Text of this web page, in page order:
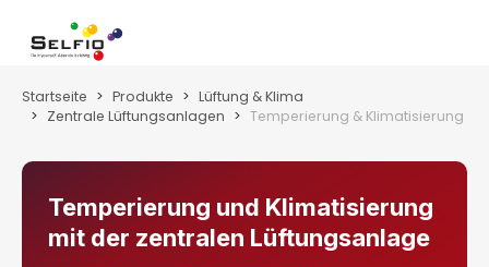
Zum Hauptinhalt springen
Startseite Produkte
Lüftung & Klima
Zentrale Lüftungsanlagen
Temperierung & Klimatisierung
Temperierung und Klimatisierung
mit der zentralen Lüftungsanlage